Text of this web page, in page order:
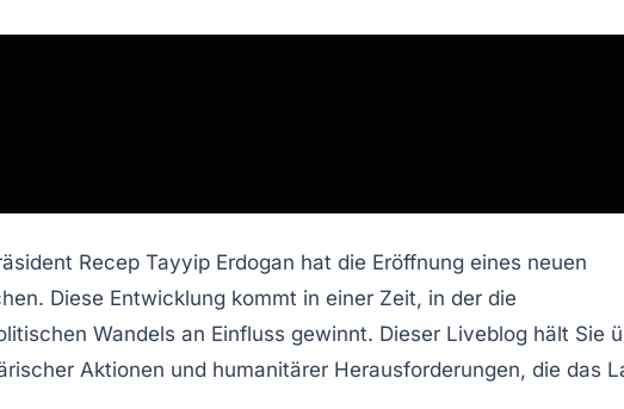
Recep Tayyip Erdogan hat die Eröffnung eines neuen
Diese Entwicklung kommt in einer Zeit, in der die
Wandels an Einfluss gewinnt. Dieser Liveblog hält Sie
Aktionen und humanitärer Herausforderungen, die das